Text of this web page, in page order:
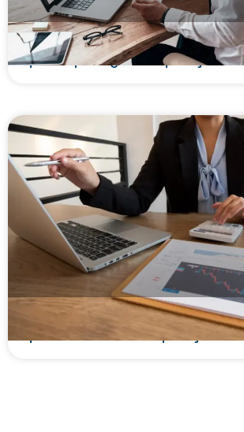
Política de crédito: o que é, como
que ela protege sua operação
Lastro financeiro: o que é, como
que é essencial nas operações